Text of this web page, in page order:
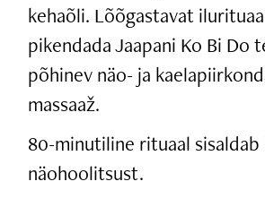
kehaõli. Lõõgastavat
pikendada Jaapani Ko Bi Do
põhinev näo- ja
massaaž.
80-minutiline rituaal sisaldab
näohoolitsust.